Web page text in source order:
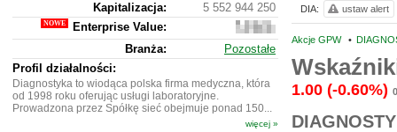
Akcje GPW •
1.00 (-0.60%)
DIA: ustaw alert
Kapitalizacja:
5 552 944 250
Enterprise Value:
6
623
204
Branża:
Pozostałe
Profil działalności:
Diagnostyka to wiodąca polska firma medyczna, która
od 1998 roku oferując usługi laboratoryjne.
Prowadzona przez Spółkę sieć obejmuje ponad 150...
więcej »